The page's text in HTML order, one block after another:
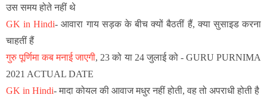
उस समय होते नहीं थे
GK in Hindi-आवारा गाय सड़क के बीच क्यों बैठतीं हैं, क्या सुसाइड करना
चाहतीं हैं
गुरु पूर्णिमा कब मनाई जाएगी, 23 को या 24 जुलाई को - GURU PURNIMA
2021 ACTUAL DATE
GK in Hindi- मादा कोयल की आवाज मधुर नहीं होती, वह तो अपराधी होती है